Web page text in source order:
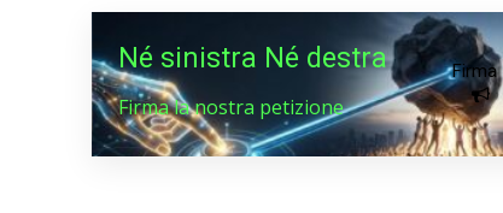
Né sinistra Né destra
Firma la nostra petizione
Firma